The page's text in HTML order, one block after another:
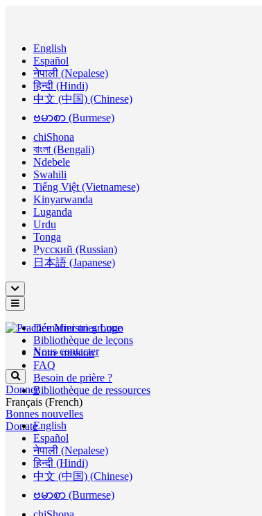
English
Español
नेपाली (Nepalese)
हिन्दी (Hindi)
中文 (中国) (Chinese)
ဗမာစာ (Burmese)
chiShona
বাংলা (Bengali)
Ndebele
Swahili
Tiếng Việt (Vietnamese)
Kinyarwanda
Luganda
Urdu
Tonga
Русский (Russian)
日本語 (Japanese)
Démarrer un groupe
Bibliothèque de leçons
Notre mission
FAQ
Besoin de prière ?
Bibliothèque de ressources
Bonnes nouvelles
Donate
Nous contacter
Donner
Français (French)
English
Español
नेपाली (Nepalese)
हिन्दी (Hindi)
中文 (中国) (Chinese)
ဗမာစာ (Burmese)